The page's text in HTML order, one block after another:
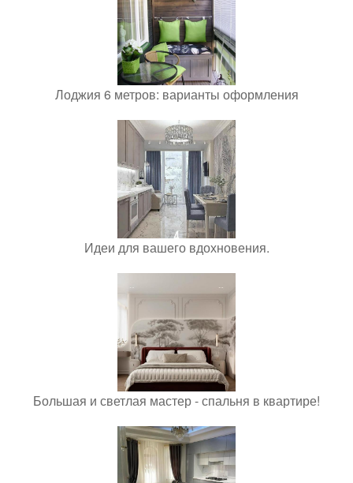
Лоджия 6 метров: варианты оформления
Идеи для вашего вдохновения.
Большая и светлая мастер - спальня в квартире!